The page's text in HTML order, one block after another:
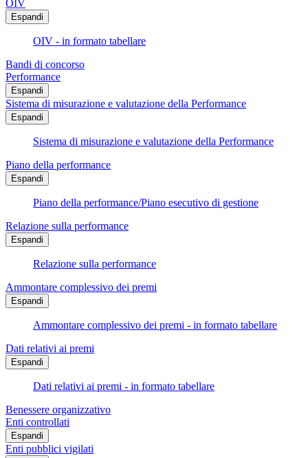
OIV
Espandi
OIV - in formato tabellare
Bandi di concorso
Performance
Espandi
Sistema di misurazione e valutazione della Performance
Espandi
Sistema di misurazione e valutazione della Performance
Piano della performance
Espandi
Piano della performance/Piano esecutivo di gestione
Relazione sulla performance
Espandi
Relazione sulla performance
Ammontare complessivo dei premi
Espandi
Ammontare complessivo dei premi - in formato tabellare
Dati relativi ai premi
Espandi
Dati relativi ai premi - in formato tabellare
Benessere organizzativo
Enti controllati
Espandi
Enti pubblici vigilati